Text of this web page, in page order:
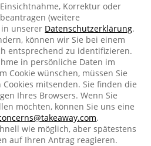
Korrektur oder
(weitere
unserer Datenschutzerklärung.
können wir Sie bei einem
entsprechend zu identifizieren.
in persönliche Daten im
Cookie wünschen, müssen Sie
mitsenden. Sie finden die
Ihres Browsers. Wenn Sie
möchten, können Sie uns eine
.
wie möglich, aber spätestens
auf Ihren Antrag reagieren.